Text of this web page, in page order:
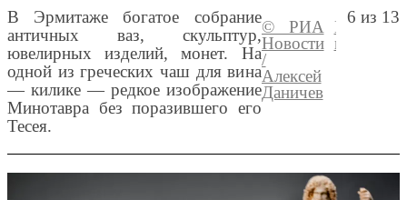
В Эрмитаже богатое собрание
античных ваз, скульптур,
ювелирных изделий, монет. На
одной из греческих чаш для вина
— килике — редкое изображение
Минотавра без поразившего его
Тесея.
© РИА
Новости
/
Алексей
Даничев
Перейти
6 из 13